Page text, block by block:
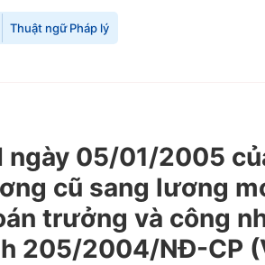
Thuật ngữ Pháp lý
05/01/2005
cũ sang lương
trưởng và công
205/2004/NĐ-CP